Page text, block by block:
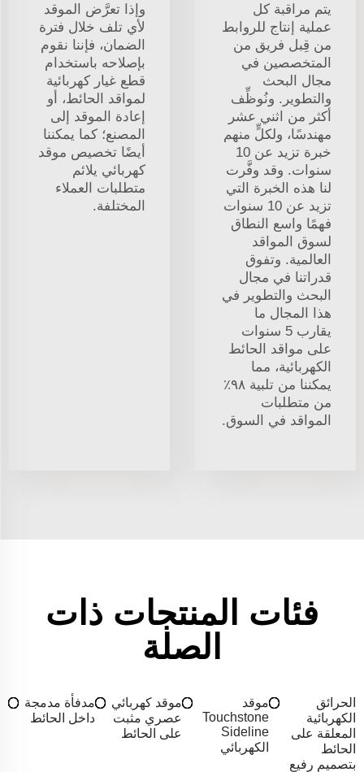
يتم مراقبة كل
عملية إنتاج للروابط
من قِبل فريق من
المتخصصين في
مجال البحث
والتطوير. ونُوظِّف
أكثر من اثني عشر
مهندسًا، ولكلٍّ منهم
خبرة تزيد عن 10
سنوات. وقد وفَّرت
لنا هذه الخبرة التي
تزيد عن 10 سنوات
فهمًا واسع النطاق
لسوق المواقد
العالمية. وتفوق
قدراتنا في مجال
البحث والتطوير في
هذا المجال ما
يقارب 5 سنوات
على مواقد الحائط
الكهربائية، مما
يمكننا من تلبية ٩٨٪
من متطلبات
المواقد في السوق.
وإذا تعرَّض الموقد
لأي تلف خلال فترة
الضمان، فإننا نقوم
بإصلاحه باستخدام
قطع غيار كهربائية
لمواقد الحائط، أو
إعادة الموقد إلى
المصنع؛ كما يمكننا
أيضًا تخصيص موقد
كهربائي يلائم
متطلبات العملاء
المختلفة.
فئات المنتجات ذات
الصلة
الحرائق
الكهربائية
المعلقة على
الحائط
بتصميم رفيع
موقد
Touchstone
Sideline
الكهربائي
موقد كهربائي
عصري مثبت
على الحائط
مدفأة مدمجة
داخل الحائط